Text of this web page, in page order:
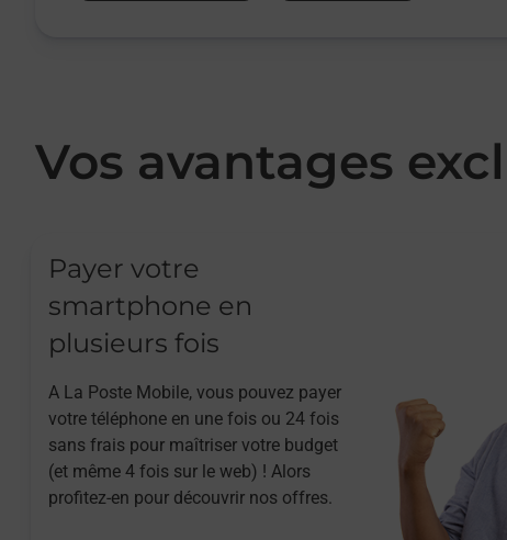
Vos avantages
Payer votre
smartphone en
plusieurs fois
A La Poste Mobile, vous pouvez payer
votre téléphone en une fois ou 24 fois
sans frais pour maîtriser votre budget
(et même 4 fois sur le web) ! Alors
profitez-en pour découvrir nos offres.